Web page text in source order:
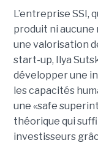
L’entreprise SSI,
produit ni
une valorisation
start-up, Ilya
développer une
les capacités
une «safe
théorique qui
investisseurs